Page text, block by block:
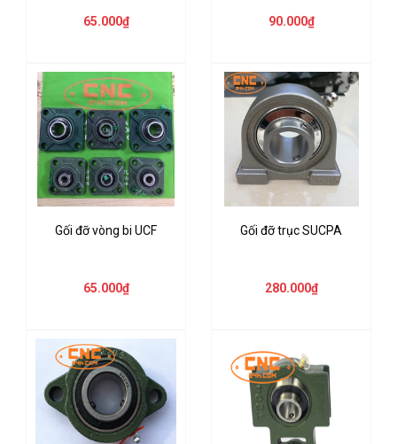
65.000₫ 90.000₫
Gối đỡ vòng bi UCF
65.000₫
Gối đỡ trục SUCPA
280.000₫